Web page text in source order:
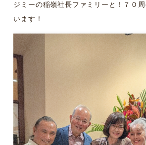
ジミーの稲嶺社長ファミリーと！７０
います！